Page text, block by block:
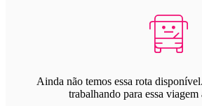
Ainda não temos essa rota
trabalhando para essa